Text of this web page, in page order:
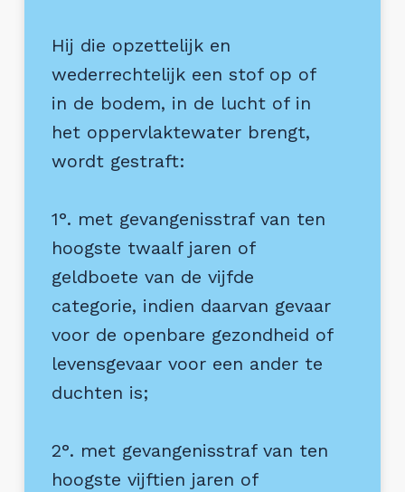
Hij die opzettelijk en
wederrechtelijk een stof op of
in de bodem, in de lucht of in
het oppervlaktewater brengt,
wordt gestraft:
1°. met gevangenisstraf van ten
hoogste twaalf jaren of
geldboete van de vijfde
categorie, indien daarvan gevaar
voor de openbare gezondheid of
levensgevaar voor een ander te
duchten is;
2°. met gevangenisstraf van ten
hoogste vijftien jaren of